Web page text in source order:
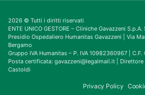
2026 © Tutti i diritti riservati
ENTE UNICO GESTORE – Cliniche Gavazzeni
Presidio Ospedaliero Humanitas Gavazzeni | Via
Bergamo
Gruppo IVA Humanitas – P. IVA 10982360967 |
Posta certificata: gavazzeni@legalmail.it |
Castoldi
Privacy Policy